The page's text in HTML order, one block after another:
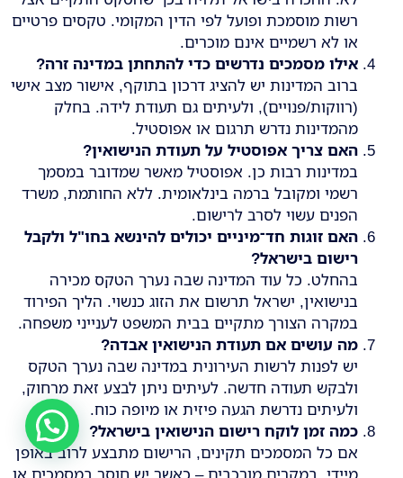
רשות מוסמכת ופועל לפי הדין המקומי. טקסים פרטיים
או לא רשמיים אינם מוכרים.
אילו מסמכים נדרשים כדי להתחתן במדינה זרה?
ברוב המדינות יש להציג דרכון בתוקף, אישור מצב אישי
(רווקות/פנויים), ולעיתים גם תעודת לידה. בחלק
מהמדינות נדרש תרגום או אפוסטיל.
האם צריך אפוסטיל על תעודת הנישואין?
במדינות רבות כן. אפוסטיל מאשר שמדובר במסמך
רשמי ומקובל ברמה בינלאומית. ללא החותמת, משרד
הפנים עשוי לסרב לרישום.
האם זוגות חד־מיניים יכולים להינשא בחו"ל ולקבל
רישום בישראל?
בהחלט. כל עוד המדינה שבה נערך הטקס מכירה
בנישואין, ישראל תרשום את הזוג כנשוי. הליך הפירוד
במקרה הצורך מתקיים בבית המשפט לענייני משפחה.
מה עושים אם תעודת הנישואין אבדה?
יש לפנות לרשות העירונית במדינה שבה נערך הטקס
ולבקש תעודה חדשה. לעיתים ניתן לבצע זאת מרחוק,
ולעיתים נדרשת הגעה פיזית או מיופה כוח.
כמה זמן לוקח רישום הנישואין בישראל?
אם כל המסמכים תקינים, הרישום מתבצע לרוב באופן